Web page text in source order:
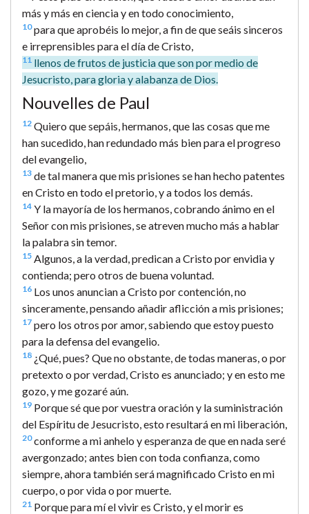
más y más en ciencia y en todo conocimiento,
10para que aprobéis lo mejor, a fin de que seáis sinceros
e irreprensibles para el día de Cristo,
11 llenos de frutos de justicia que son por medio de
Jesucristo, para gloria y alabanza de Dios.
Nouvelles de Paul
12 Quiero que sepáis, hermanos, que las cosas que me
han sucedido, han redundado más bien para el progreso
del evangelio,
13 de tal manera que mis prisiones se han hecho patentes
en Cristo en todo el pretorio, y a todos los demás.
14 Y la mayoría de los hermanos, cobrando ánimo en el
Señor con mis prisiones, se atreven mucho más a hablar
la palabra sin temor.
15 Algunos, a la verdad, predican a Cristo por envidia y
contienda; pero otros de buena voluntad.
16 Los unos anuncian a Cristo por contención, no
sinceramente, pensando añadir aflicción a mis prisiones;
17 pero los otros por amor, sabiendo que estoy puesto
para la defensa del evangelio.
18 ¿Qué, pues? Que no obstante, de todas maneras, o por
pretexto o por verdad, Cristo es anunciado; y en esto me
gozo, y me gozaré aún.
19 Porque sé que por vuestra oración y la suministración
del Espíritu de Jesucristo, esto resultará en mi liberación,
20conforme a mi anhelo y esperanza de que en nada seré
avergonzado; antes bien con toda confianza, como
siempre, ahora también será magnificado Cristo en mi
cuerpo, o por vida o por muerte.
21 Porque para mí el vivir es Cristo, y el morir es